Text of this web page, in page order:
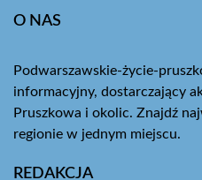
O NAS
Podwarszawskie-życie-
informacyjny, dostarczający
Pruszkowa i okolic. Znajdź
regionie w jednym miejscu.
REDAKCJA